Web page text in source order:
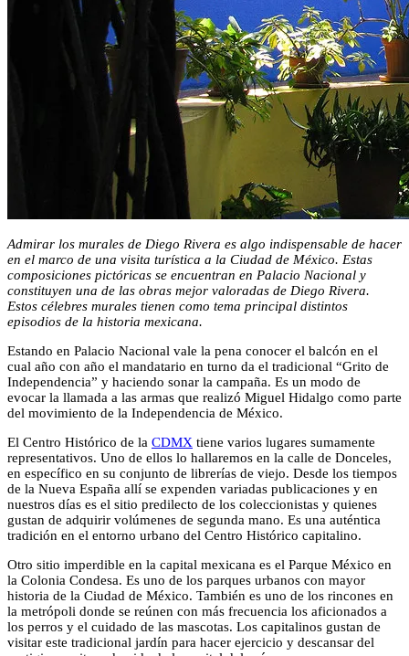
Admirar los murales de Diego Rivera es algo indispensable de hacer
en el marco de una visita turística a la Ciudad de México. Estas
composiciones pictóricas se encuentran en Palacio Nacional y
constituyen una de las obras mejor valoradas de Diego Rivera.
Estos célebres murales tienen como tema principal distintos
episodios de la historia mexicana.
Estando en Palacio Nacional vale la pena conocer el balcón en el
cual año con año el mandatario en turno da el tradicional “Grito de
Independencia” y haciendo sonar la campaña. Es un modo de
evocar la llamada a las armas que realizó Miguel Hidalgo como parte
del movimiento de la Independencia de México.
El Centro Histórico de la CDMX tiene varios lugares sumamente
representativos. Uno de ellos lo hallaremos en la calle de Donceles,
en específico en su conjunto de librerías de viejo. Desde los tiempos
de la Nueva España allí se expenden variadas publicaciones y en
nuestros días es el sitio predilecto de los coleccionistas y quienes
gustan de adquirir volúmenes de segunda mano. Es una auténtica
tradición en el entorno urbano del Centro Histórico capitalino.
Otro sitio imperdible en la capital mexicana es el Parque México en
la Colonia Condesa. Es uno de los parques urbanos con mayor
historia de la Ciudad de México. También es uno de los rincones en
la metrópoli donde se reúnen con más frecuencia los aficionados a
los perros y el cuidado de las mascotas. Los capitalinos gustan de
visitar este tradicional jardín para hacer ejercicio y descansar del